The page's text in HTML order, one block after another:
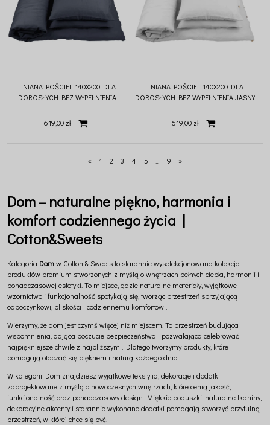
LNIANA POŚCIEL 140X200 DLA
DOROSŁYCH BEZ WYPEŁNIENIA
619,00 zł
LNIANA POŚCIEL 140X200 DLA
DOROSŁYCH BEZ WYPEŁNIENIA JASNY
619,00 zł
« 1 2 3 4 5 9 »
Dom – naturalne piękno, harmonia i
komfort codziennego życia |
Cotton&Sweets
Kategoria Domw Cotton & Sweets to starannie wyselekcjonowana kolekcja
produktów premium stworzonych z myślą o wnętrzach pełnych ciepła, harmonii i
ponadczasowej estetyki. To miejsce, gdzie naturalne materiały, wyjątkowe
wzornictwo i funkcjonalność spotykają się, tworząc przestrzeń sprzyjającą
odpoczynkowi, bliskości i codziennemu komfortowi.
Wierzymy, że dom jest czymś więcej niż miejscem. To przestrzeń budująca
wspomnienia, dająca poczucie bezpieczeństwa i pozwalająca celebrować
najpiękniejsze chwile z najbliższymi. Dlatego tworzymy produkty, które
pomagają otaczać się pięknem i naturą każdego dnia.
W kategorii Dom znajdziesz wyjątkowe tekstylia, dekoracje i dodatki
zaprojektowane z myślą o nowoczesnych wnętrzach, które cenią jakość,
funkcjonalność oraz ponadczasowy design. Miękkie poduszki, naturalne tkaniny,
dekoracyjne akcenty i starannie wykonane dodatki pomagają stworzyć przytulną
przestrzeń, w której chce się być.